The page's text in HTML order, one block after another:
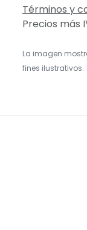
Términos y
Precios más
La imagen
fines ilustrativos.